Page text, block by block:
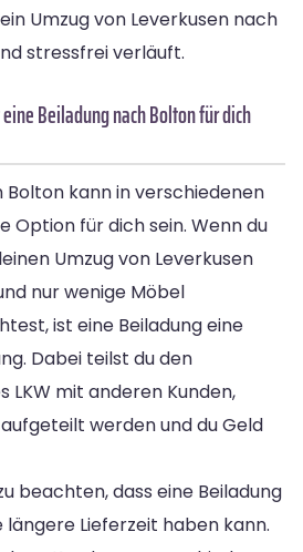
Umzug von Leverkusen nach
stressfrei verläuft.
Beiladung nach Bolton für dich
Bolton kann in verschiedenen
Option für dich sein. Wenn du
Umzug von Leverkusen
nur wenige Möbel
ist eine Beiladung eine
Dabei teilst du den
LKW mit anderen Kunden,
werden und du Geld
beachten, dass eine Beiladung
Lieferzeit haben kann.